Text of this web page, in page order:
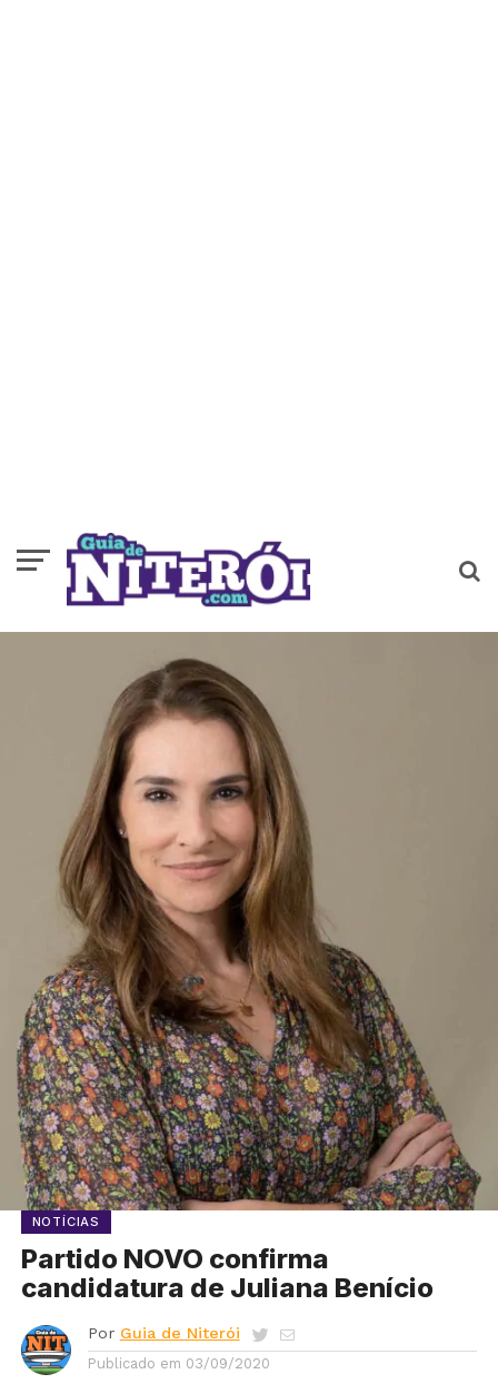
NOTÍCIAS
Partido NOVO confirma
candidatura de Juliana Benício
Por Guia de Niterói
Publicado em 03/09/2020